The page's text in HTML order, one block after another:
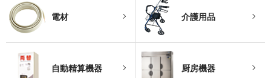
電材 介護用品
自動精算機器 厨房機器